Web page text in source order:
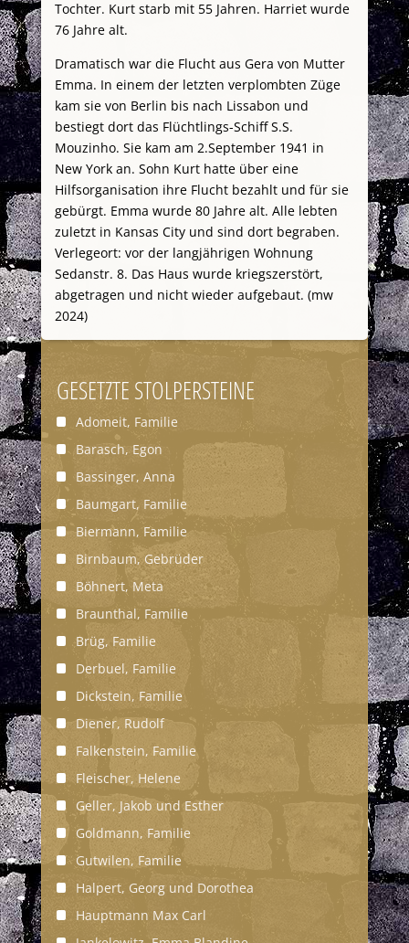
Tochter. Kurt starb mit 55 Jahren. Harriet wurde
76 Jahre alt.
Dramatisch war die Flucht aus Gera von Mutter
Emma. In einem der letzten verplombten Züge
kam sie von Berlin bis nach Lissabon und
bestiegt dort das Flüchtlings-Schiff S.S.
Mouzinho. Sie kam am 2.September 1941 in
New York an. Sohn Kurt hatte über eine
Hilfsorganisation ihre Flucht bezahlt und für sie
gebürgt. Emma wurde 80 Jahre alt. Alle lebten
zuletzt in Kansas City und sind dort begraben.
Verlegeort: vor der langjährigen Wohnung
Sedanstr. 8. Das Haus wurde kriegszerstört,
abgetragen und nicht wieder aufgebaut. (mw
2024)
GESETZTE STOLPERSTEINE
Adomeit, Familie
Barasch, Egon
Bassinger, Anna
Baumgart, Familie
Biermann, Familie
Birnbaum, Gebrüder
Böhnert, Meta
Braunthal, Familie
Brüg, Familie
Derbuel, Familie
Dickstein, Familie
Diener, Rudolf
Falkenstein, Familie
Fleischer, Helene
Geller, Jakob und Esther
Goldmann, Familie
Gutwilen, Familie
Halpert, Georg und Dorothea
Hauptmann Max Carl